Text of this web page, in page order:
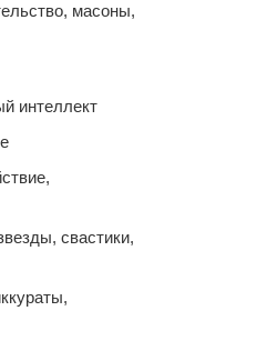
масоны,
интеллект
свастики,